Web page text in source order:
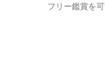
フリー鑑賞を可